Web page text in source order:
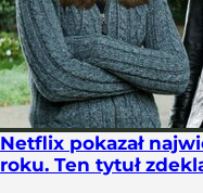
Netflix pokazał
roku. Ten tytuł